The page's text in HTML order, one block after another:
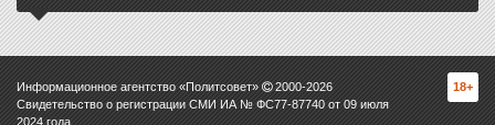
Информационное агентство «Политсовет» 2000-2026
Свидетельство о регистрации СМИ ИА № ФС77-87740 от 09 июля
2024 года.
18+